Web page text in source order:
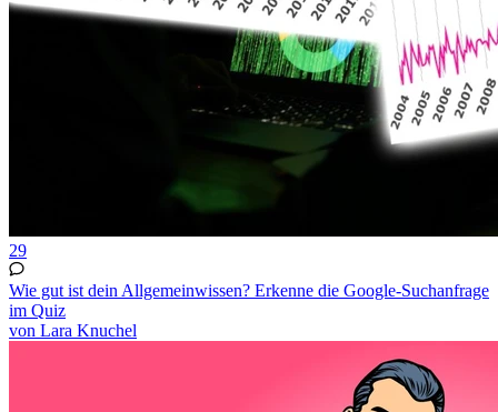
29
Wie gut ist dein Allgemeinwissen? Erkenne die Google-Suchanfrage
im Quiz
von Lara Knuchel